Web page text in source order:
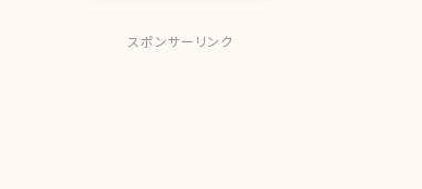
スポンサーリンク